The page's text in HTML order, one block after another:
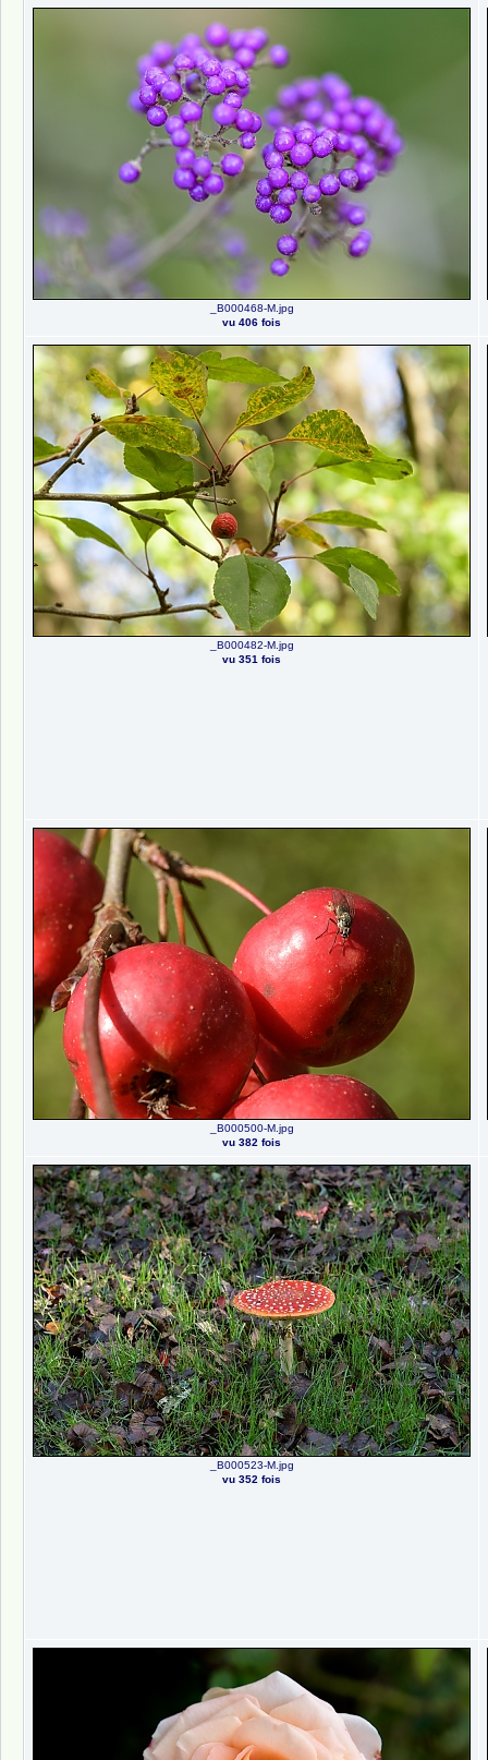
_B000468-M.jpg
vu 406 fois
_B000482-M.jpg
vu 351 fois
_B000500-M.jpg
vu 382 fois
_B000523-M.jpg
vu 352 fois